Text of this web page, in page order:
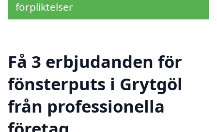
förpliktelser
Få 3 erbjudanden för
fönsterputs i Grytgöl
från professionella